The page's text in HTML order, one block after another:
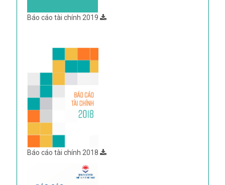
Báo cáo tài chính 2019
Báo cáo tài chính 2018